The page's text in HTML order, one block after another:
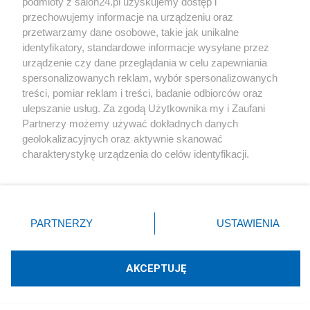
Redakcja
#Media
Redakcja 127
Dziennikarze TVN Turbo byli oskarżani o gwałt.
przechowujemy informacje na urządzeniu oraz
przetwarzamy dane osobowe, takie jak unikalne
identyfikatory, standardowe informacje wysyłane przez
urządzenie czy dane przeglądania w celu zapewniania
spersonalizowanych reklam, wybór spersonalizowanych
treści, pomiar reklam i treści, badanie odbiorców oraz
ulepszanie usług. Za zgodą Użytkownika my i Zaufani
Partnerzy możemy używać dokładnych danych
geolokalizacyjnych oraz aktywnie skanować
charakterystykę urządzenia do celów identyfikacji.
zmienić/wycofać klikając przycisk ustawień prywatności
znajdujący się w lewym dolnym rogu strony
rodzaje przetwarzania danych nie wymagają zgody
użytkownika, ale masz prawo sprzeciwić się takiemu
PARTNERZY USTAWIENIA
AKCEPTUJĘ